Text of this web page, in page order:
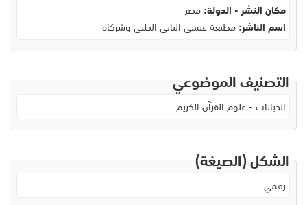
مكان النشر - الدولة:مصر
اسم الناشر:مطبعة عيسى البابي الحلبي وشركاه
التصنيف الموضوعي
الديانات - علوم القرآن الكريم
الشكل (الصيغة)
رقمي